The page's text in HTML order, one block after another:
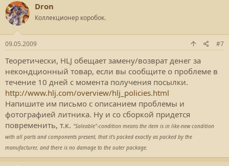
Dron
Коллекционер коробок.
09.05.2009 #7
Теоретически, HLJ обещает замену/возврат денег за
некондционный товар, если вы сообщите о проблеме в
течение 10 дней с момента получения посылки.
http://www.hlj.com/overview/hlj_policies.html
Напишите им письмо с описанием проблемы и
фотографией литника. Ну и со сборкой придется
повременить, т.к. "Saleable"-condition means the item is in like-new condition
with all parts and components present, that it's packed exactly as packed by the
manufacturer, and there is no damage to the outer package.